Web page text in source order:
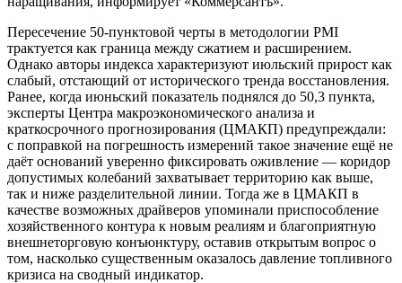
Пересечение 50-пунктовой черты в методологии PMI
трактуется как граница между сжатием и расширением.
Однако авторы индекса характеризуют июльский прирост как
слабый, отстающий от исторического тренда восстановления.
Ранее, когда июньский показатель поднялся до 50,3 пункта,
эксперты Центра макроэкономического анализа и
краткосрочного прогнозирования (ЦМАКП) предупреждали:
с поправкой на погрешность измерений такое значение ещё не
даёт оснований уверенно фиксировать оживление — коридор
допустимых колебаний захватывает территорию как выше,
так и ниже разделительной линии. Тогда же в ЦМАКП в
качестве возможных драйверов упоминали приспособление
хозяйственного контура к новым реалиям и благоприятную
внешнеторговую конъюнктуру, оставив открытым вопрос о
том, насколько существенным оказалось давление топливного
кризиса на сводный индикатор.